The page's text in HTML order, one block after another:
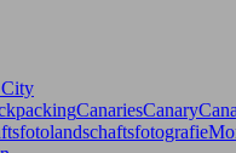
CanariesCanary
landschaftsfotografie